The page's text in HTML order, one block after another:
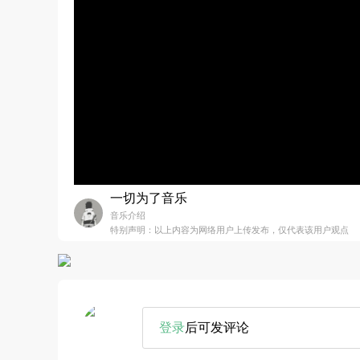
一切为了音乐
音乐介绍
特别声明：以上内容为网络用户上传发布，仅代表该用户观点
登录后可发评论